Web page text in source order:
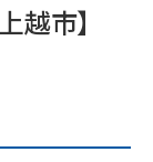
越市】